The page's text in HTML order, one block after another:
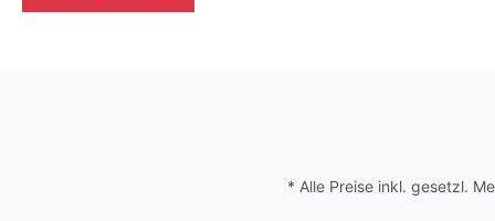
* Alle Preise inkl. gesetzl.